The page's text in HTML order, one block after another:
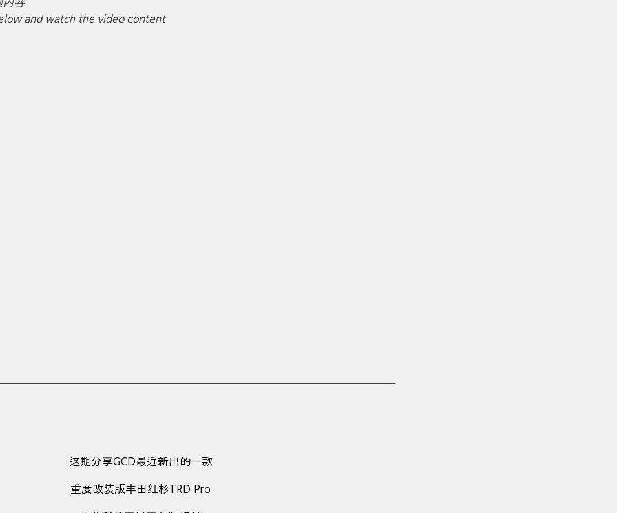
and watch the video content
这期分享GCD最近新出的一款
重度改装版丰田红杉TRD Pro